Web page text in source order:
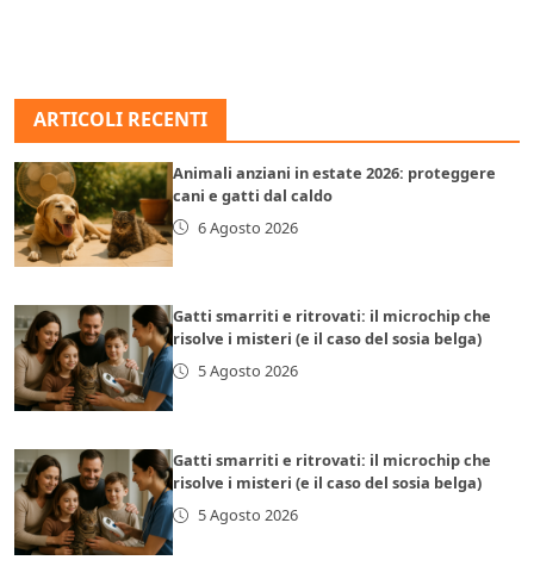
ARTICOLI RECENTI
Animali anziani in estate 2026: proteggere
cani e gatti dal caldo
6 Agosto 2026
Gatti smarriti e ritrovati: il microchip che
risolve i misteri (e il caso del sosia belga)
5 Agosto 2026
Gatti smarriti e ritrovati: il microchip che
risolve i misteri (e il caso del sosia belga)
5 Agosto 2026